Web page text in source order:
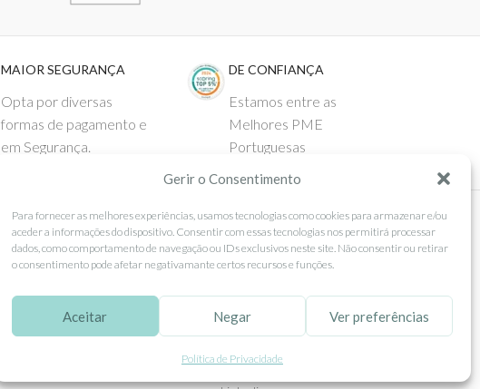
Gerir o Consentimento
Para fornecer as melhores experiências, usamos tecnologias como cookies para armazenar e/ou
aceder a informações do dispositivo. Consentir com essas tecnologias nos permitirá processar
dados, como comportamento de navegação ou IDs exclusivos neste site. Não consentir ou retirar
o consentimento pode afetar negativamante certos recursos e funções.
Aceitar Negar Ver preferências
Política de Privacidade
MAIOR SEGURANÇA
Opta por diversas
formas de pagamento e
em Segurança.
DE CONFIANÇA
Estamos entre as
Melhores PME
Portuguesas
APOIO AO CLIENTE
Como Comprar
Pagamentos
SEGUE-NOS
Facebook
Instagram
Pinterest
X